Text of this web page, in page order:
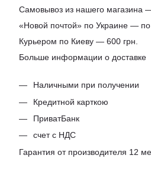
Самовывоз из нашего магазина
«Новой почтой» по Украине —
Курьером по Киеву — 600 грн.
Больше информации о доставке
Наличными при получении
Кредитной карткою
ПриватБанк
счет с НДС
Гарантия от производителя 12